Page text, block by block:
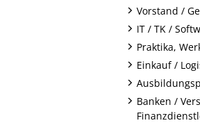
Vorstand /
IT / TK /
Praktika,
Einkauf /
Banken /